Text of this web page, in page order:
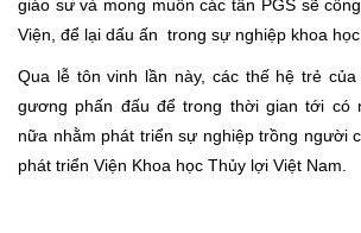
giáo sư và mong muốn các tân PGS sẽ
Viện, để lại dấu ấn trong sự nghiệp khoa học
Qua lễ tôn vinh lần này, các thế hệ trẻ
gương phấn đấu để trong thời gian tới có
nữa nhằm phát triển sự nghiệp trồng người
phát triển Viện Khoa học Thủy lợi Việt Nam.